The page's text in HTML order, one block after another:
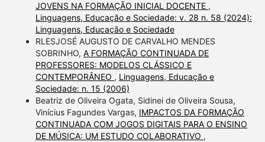
JOVENS NA FORMAÇÃO INICIAL DOCENTE ,
Linguagens, Educação e Sociedade: v. 28 n. 58 (2024):
Linguagens, Educação e Sociedade
RLESJOSÉ AUGUSTO DE CARVALHO MENDES
SOBRINHO, A FORMAÇÃO CONTINUADA DE
PROFESSORES: MODELOS CLÁSSICO E
CONTEMPORÂNEO , Linguagens, Educação e
Sociedade: n. 15 (2006)
Beatriz de Oliveira Ogata, Sidinei de Oliveira Sousa,
Vinícius Fagundes Vargas, IMPACTOS DA FORMAÇÃO
CONTINUADA COM JOGOS DIGITAIS PARA O ENSINO
DE MÚSICA: UM ESTUDO COLABORATIVO ,